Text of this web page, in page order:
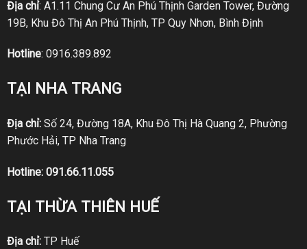
Địa chỉ: A1.11 Chung Cư An Phú Thịnh Garden Tower, Đường
19B, Khu Đô Thị An Phú Thịnh, TP Quy Nhơn, Bình Định
Hotline: 0916.389.892
TẠI NHA TRANG
Địa chỉ:Số 24, Đường 18A, Khu Đô Thị Hà Quang 2, Phường
Phước Hải, TP Nha Trang
Hotline: 091.66.11.055
TẠI THỪA THIÊN HUẾ
Địa chỉ:TP Huế